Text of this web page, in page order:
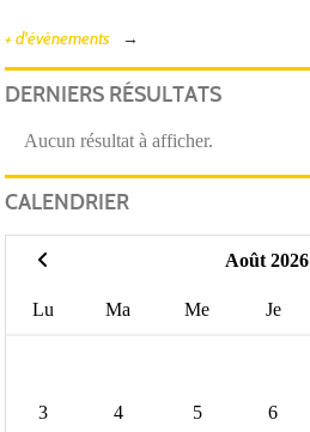
+ d'évènements
DERNIERS RÉSULTATS
Aucun résultat à afficher.
CALENDRIER
Août 2026
Lu Ma Me Je
3 4 5 6